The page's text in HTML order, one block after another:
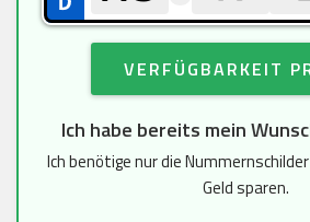
VERFÜGBARKEIT
Ich habe bereits mein
Ich benötige nur die
Geld sparen.